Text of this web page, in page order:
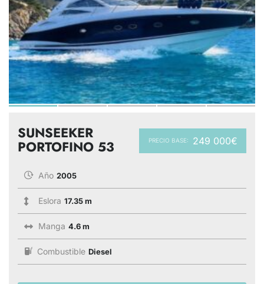
PRECIO BASE: 249 000€
SUNSEEKER
PORTOFINO 53
Año 2005
Eslora 17.35 m
Manga 4.6 m
Combustible Diesel